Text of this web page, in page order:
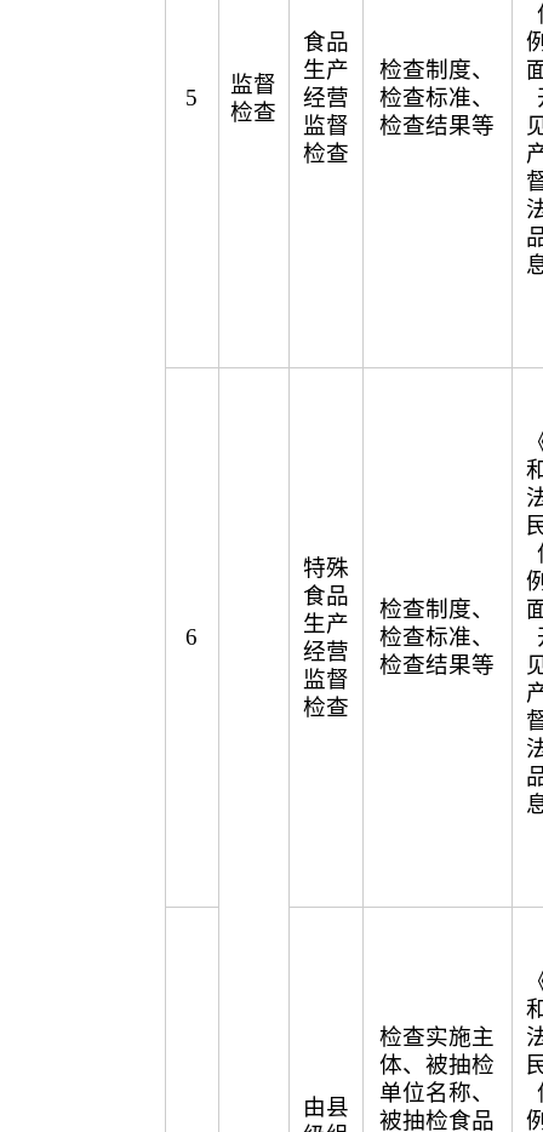
5
监督
检查
食品
生产
经营
监督
检查
检查制度、
检查标准、
检查结果等
6
特殊
食品
生产
经营
监督
检查
检查制度、
检查标准、
检查结果等
由县
检查实施主
体、被抽检
单位名称、
被抽检食品